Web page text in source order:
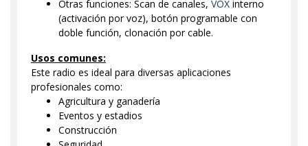
Otras funciones: Scan de canales, VOX interno
(activación por voz), botón programable con
doble función, clonación por cable.
Usos comunes:
Este radio es ideal para diversas aplicaciones
profesionales como:
Agricultura y ganadería
Eventos y estadios
Construcción